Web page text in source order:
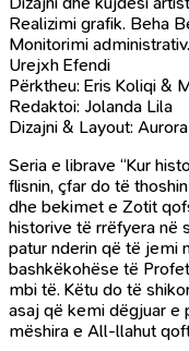
Realizimi grafik. Beha
Monitorimi
Urejxh Efendi
Përktheu: Eris Koliqi &
Redaktoi: Jolanda Lila
Dizajni & Layout:
Seria e librave “Kur
flisnin, çfar do të
dhe bekimet e Zotit
historive të rrëfyera në
patur nderin që të jemi
bashkëkohëse të
mbi të. Këtu do të
asaj që kemi dëgjuar e
mëshira e All-llahut